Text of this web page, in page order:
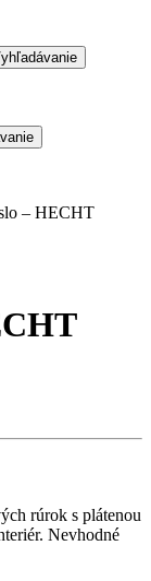
– HECHT
rúrok s plátenou
Nevhodné